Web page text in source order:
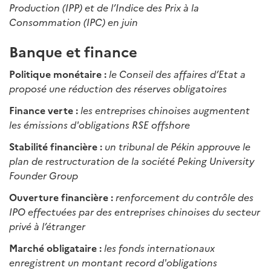
Production (IPP) et de l’Indice des Prix à la
Consommation (IPC) en juin
Banque et finance
Politique monétaire : le Conseil des affaires d’Etat a
proposé une réduction des réserves obligatoires
Finance verte : les entreprises chinoises augmentent
les émissions d'obligations RSE offshore
Stabilité financière : un tribunal de Pékin approuve le
plan de restructuration de la société Peking University
Founder Group
Ouverture financière : renforcement du contrôle des
IPO effectuées par des entreprises chinoises du secteur
privé à l’étranger
Marché obligataire : les fonds internationaux
enregistrent un montant record d'obligations